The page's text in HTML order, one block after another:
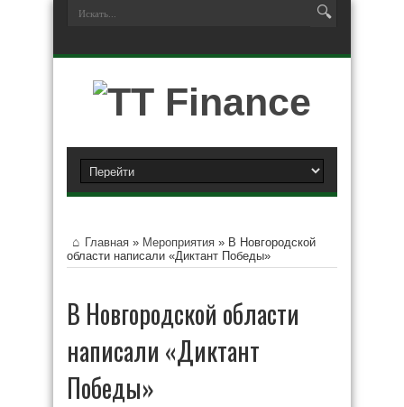
Главная » Мероприятия » В Новгородской
области написали «Диктант Победы»
В Новгородской области
написали «Диктант
Победы»